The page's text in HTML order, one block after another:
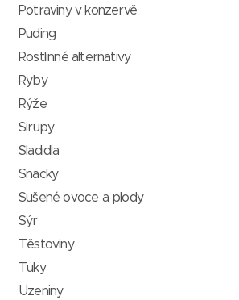
Potraviny v konzervě
Puding
Rostlinné alternativy
Ryby
Rýže
Sirupy
Sladidla
Snacky
Sušené ovoce a plody
Sýr
Těstoviny
Tuky
Uzeniny